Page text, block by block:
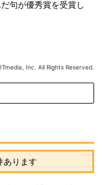
句が優秀賞を受賞し
Inc. All Rights Reserved.
あります